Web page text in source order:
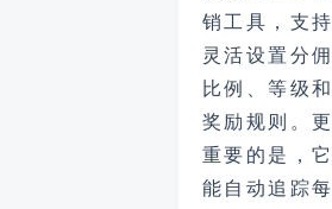
销工具，支持
灵活设置分佣
比例、等级和
奖励规则。更
重要的是，它
能自动追踪每